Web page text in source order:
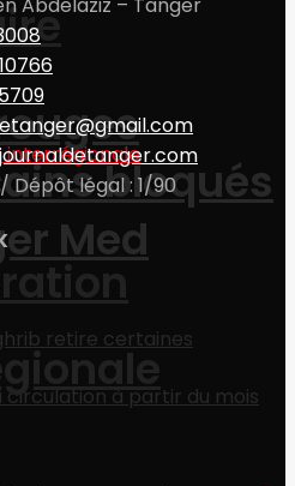
bloqués
Med
/ Dépôt légal : 1/90